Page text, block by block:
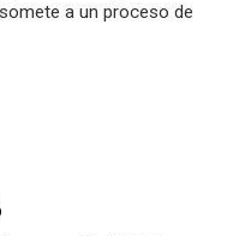
a un proceso de